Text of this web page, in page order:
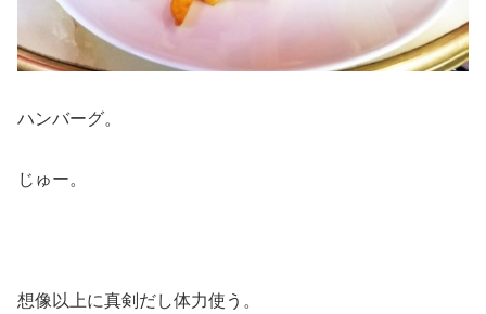
ハンバーグ。
じゅー。
想像以上に真剣だし体力使う。